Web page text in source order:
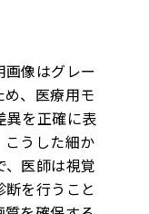
像はグレー
、医療用モ
異を正確に表
うした細か
、医師は視覚
を行うこと